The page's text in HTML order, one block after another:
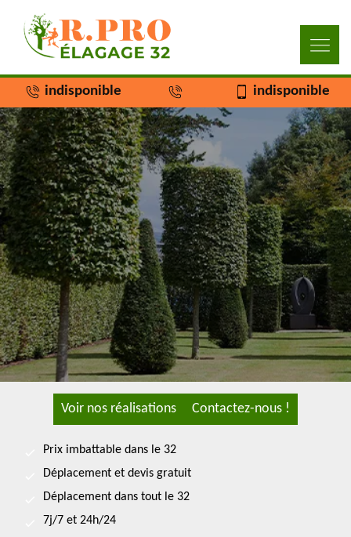
indisponible indisponible
Voir nos réalisations Contactez-nous !
Prix imbattable dans le 32
Déplacement et devis gratuit
Déplacement dans tout le 32
7j/7 et 24h/24